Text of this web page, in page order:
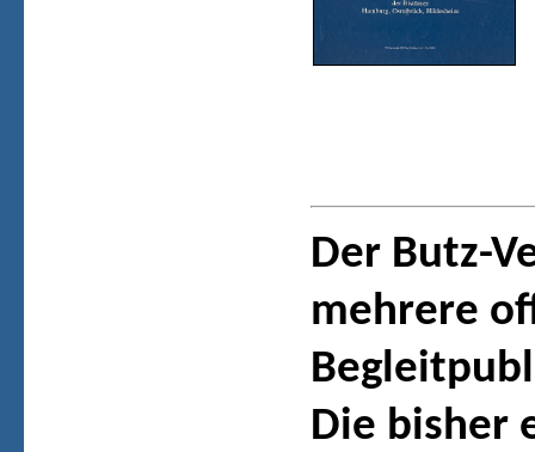
Der Butz-
mehrere
Die bisher